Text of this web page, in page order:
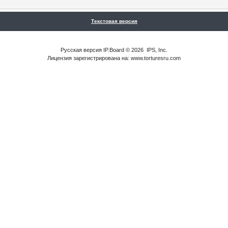
Текстовая версия
Русская версия IP.Board© 2026 IPS, Inc
Лицензия зарегистрирована на: www.torturesru.com